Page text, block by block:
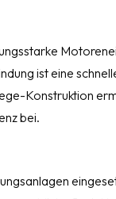
ist eine
Konstruktion
bei.